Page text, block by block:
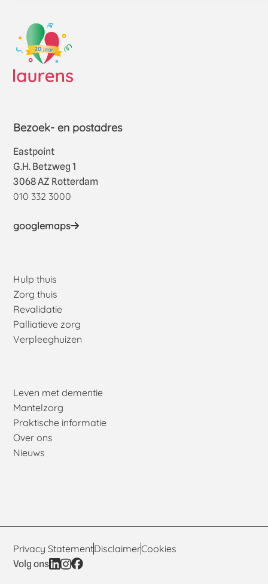
Bezoek- en postadres
Eastpoint
G.H. Betzweg 1
3068 AZ Rotterdam
010 332 3000
googlemaps
Hulp thuis
Zorg thuis
Revalidatie
Palliatieve zorg
Verpleeghuizen
Leven met dementie
Mantelzorg
Praktische informatie
Over ons
Nieuws
Privacy StatementDisclaimerCookies
Volg ons